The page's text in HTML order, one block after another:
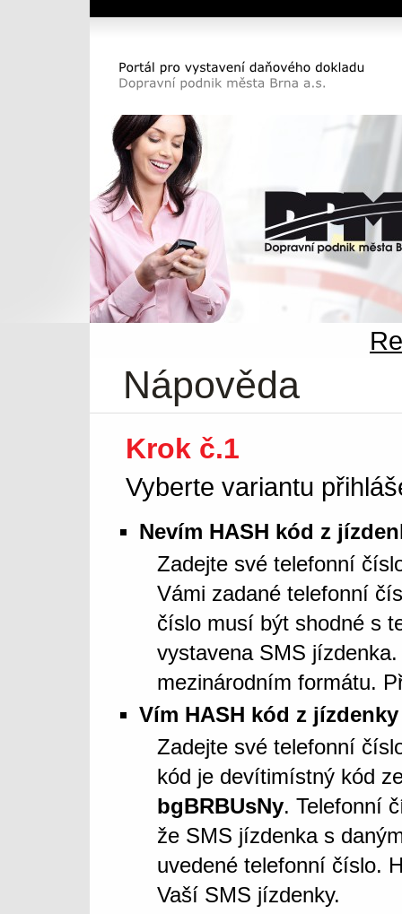
Portál pro vystavení daňového dokladu DP
města Brna a.s.
Nápověda
Krok č.1
Vyberte variantu
Nevím HASH kód z
Zadejte své telefonní
Vámi zadané telefonní
číslo musí být shodné s
vystavena SMS
mezinárodním formátu.
Vím HASH kód z jízdenky
Zadejte své telefonní
kód je devítimístný kód
bgBRBUsNy. Telefonní
že SMS jízdenka s
uvedené telefonní číslo.
Vaší SMS jízdenky.